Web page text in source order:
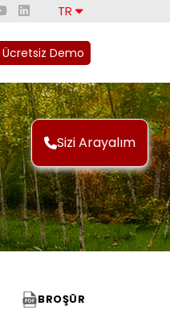
TR
Ücretsiz Demo
Sizi Arayalım
BROŞÜR